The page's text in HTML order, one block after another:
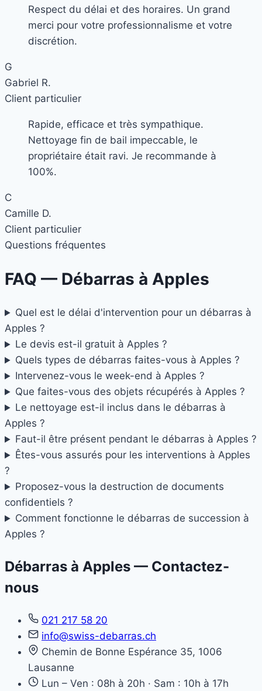
Respect du délai et des horaires. Un grand
merci pour votre professionnalisme et votre
discrétion.
G
Gabriel R.
Client particulier
Rapide, efficace et très sympathique.
Nettoyage fin de bail impeccable, le
propriétaire était ravi. Je recommande à
100%.
C
Camille D.
Client particulier
Questions fréquentes
FAQ — Débarras à Apples
Quel est le délai d'intervention pour un débarras à
Apples ?
Le devis est-il gratuit à Apples ?
Quels types de débarras faites-vous à Apples ?
Intervenez-vous le week-end à Apples ?
Que faites-vous des objets récupérés à Apples ?
Le nettoyage est-il inclus dans le débarras à
Apples ?
Faut-il être présent pendant le débarras à Apples ?
Êtes-vous assurés pour les interventions à Apples
?
Proposez-vous la destruction de documents
confidentiels ?
Comment fonctionne le débarras de succession à
Apples ?
Débarras à Apples — Contactez-
nous
021 217 58 20
info@swiss-debarras.ch
Chemin de Bonne Espérance 35, 1006
Lausanne
Lun – Ven : 08h à 20h · Sam : 10h à 17h